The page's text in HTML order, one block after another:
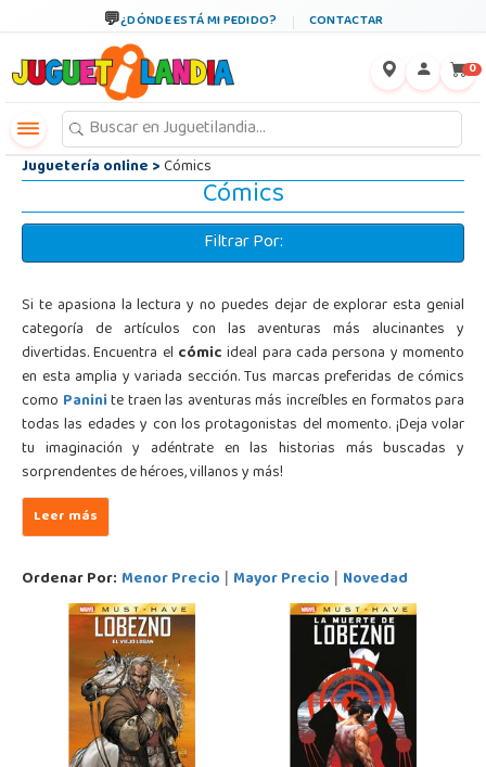
¿DÓNDE ESTÁ MI PEDIDO? CONTACTAR
0
Juguetería online>Cómics
Cómics
Filtrar Por:
Si te apasiona la lectura y no puedes dejar de explorar esta genial
categoría de artículos con las aventuras más alucinantes y
divertidas. Encuentra el cómicideal para cada persona y momento
en esta amplia y variada sección. Tus marcas preferidas de cómics
como Paninite traen las aventuras más increíbles en formatos para
todas las edades y con los protagonistas del momento. ¡Deja volar
tu imaginación y adéntrate en las historias más buscadas y
sorprendentes de héroes, villanos y más!
Ordenar Por: Menor Precio | Mayor Precio | Novedad